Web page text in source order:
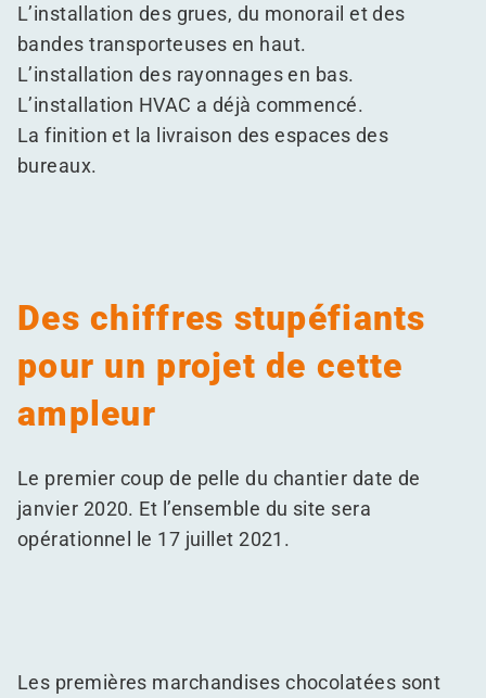
L’installation des grues, du monorail et des
bandes transporteuses en haut.
L’installation des rayonnages en bas.
L’installation HVAC a déjà commencé.
La finition et la livraison des espaces des
bureaux.
Des chiffres stupéfiants
pour un projet de cette
ampleur
Le premier coup de pelle du chantier date de
janvier 2020. Et l’ensemble du site sera
opérationnel le 17 juillet 2021.
Les premières marchandises chocolatées sont